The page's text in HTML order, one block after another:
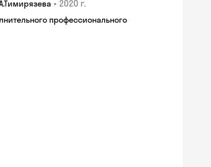
• 2020 г.
профессионального